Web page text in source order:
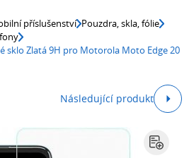
příslušenství Pouzdra, skla, fólie
sklo Zlatá 9H pro Motorola Moto Edge 20
Následující produkt